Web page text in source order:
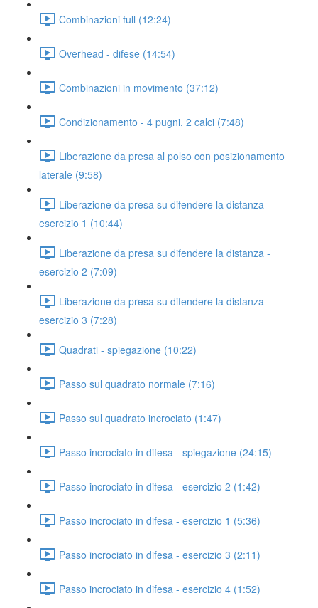
Combinazioni full (12:24)
Overhead - difese (14:54)
Combinazioni in movimento (37:12)
Condizionamento - 4 pugni, 2 calci (7:48)
Liberazione da presa al polso con posizionamento
laterale (9:58)
Liberazione da presa su difendere la distanza -
esercizio 1 (10:44)
Liberazione da presa su difendere la distanza -
esercizio 2 (7:09)
Liberazione da presa su difendere la distanza -
esercizio 3 (7:28)
Quadrati - spiegazione (10:22)
Passo sul quadrato normale (7:16)
Passo sul quadrato incrociato (1:47)
Passo incrociato in difesa - spiegazione (24:15)
Passo incrociato in difesa - esercizio 2 (1:42)
Passo incrociato in difesa - esercizio 1 (5:36)
Passo incrociato in difesa - esercizio 3 (2:11)
Passo incrociato in difesa - esercizio 4 (1:52)